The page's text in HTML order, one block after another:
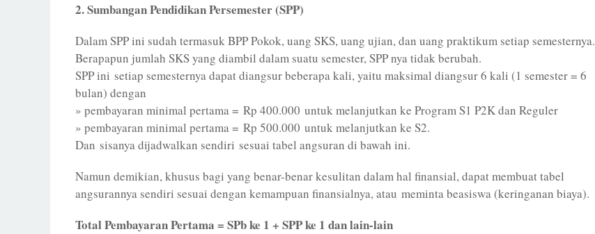
2. Sumbangan Pendidikan Persemester (SPP)
Dalam SPP ini sudah termasuk BPP Pokok, uang SKS, uang ujian, dan uang praktikum setiap semesternya.
Berapapun jumlah SKS yang diambil dalam suatu semester, SPP nya tidak berubah.
SPP ini setiap semesternya dapat diangsur beberapa kali, yaitu maksimal diangsur 6 kali (1 semester = 6
bulan) dengan
» pembayaran minimal pertama = Rp 400.000 untuk melanjutkan ke Program S1 P2K dan Reguler
» pembayaran minimal pertama = Rp 500.000 untuk melanjutkan ke S2.
Dan sisanya dijadwalkan sendiri sesuai tabel angsuran di bawah ini.
Namun demikian, khusus bagi yang benar-benar kesulitan dalam hal finansial, dapat membuat tabel
angsurannya sendiri sesuai dengan kemampuan finansialnya, atau meminta beasiswa (keringanan biaya).
Total Pembayaran Pertama = SPb ke 1 + SPP ke 1 dan lain-lain